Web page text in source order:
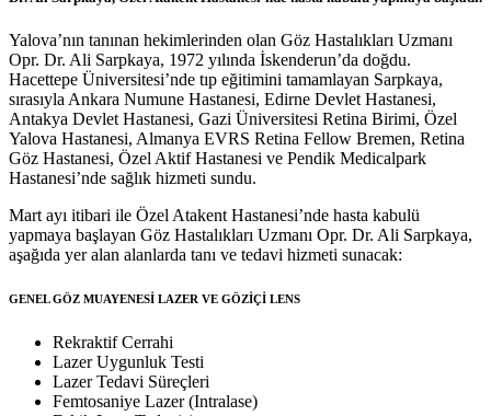
Yalova’nın tanınan hekimlerinden olan Göz Hastalıkları Uzmanı
Opr. Dr. Ali Sarpkaya, 1972 yılında İskenderun’da doğdu.
Hacettepe Üniversitesi’nde tıp eğitimini tamamlayan Sarpkaya,
sırasıyla Ankara Numune Hastanesi, Edirne Devlet Hastanesi,
Antakya Devlet Hastanesi, Gazi Üniversitesi Retina Birimi, Özel
Yalova Hastanesi, Almanya EVRS Retina Fellow Bremen, Retina
Göz Hastanesi, Özel Aktif Hastanesi ve Pendik Medicalpark
Hastanesi’nde sağlık hizmeti sundu.
Mart ayı itibari ile Özel Atakent Hastanesi’nde hasta kabulü
yapmaya başlayan Göz Hastalıkları Uzmanı Opr. Dr. Ali Sarpkaya,
aşağıda yer alan alanlarda tanı ve tedavi hizmeti sunacak:
GENEL GÖZ MUAYENESİ LAZER VE GÖZİÇİ LENS
Rekraktif Cerrahi
Lazer Uygunluk Testi
Lazer Tedavi Süreçleri
Femtosaniye Lazer (Intralase)